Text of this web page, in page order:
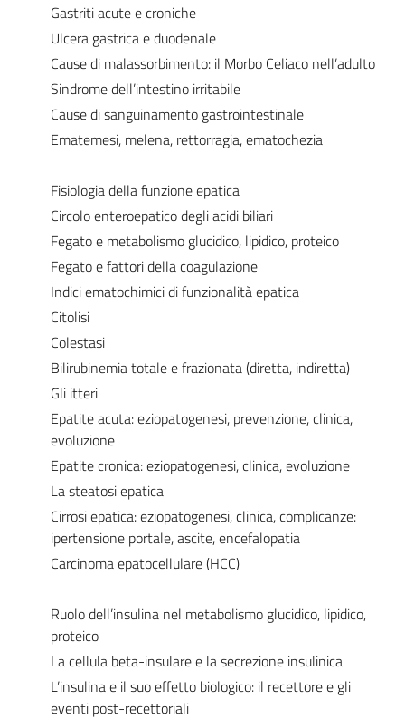
Gastriti acute e croniche
Ulcera gastrica e duodenale
Cause di malassorbimento: il Morbo Celiaco nell’adulto
Sindrome dell’intestino irritabile
Cause di sanguinamento gastrointestinale
Ematemesi, melena, rettorragia, ematochezia
Fisiologia della funzione epatica
Circolo enteroepatico degli acidi biliari
Fegato e metabolismo glucidico, lipidico, proteico
Fegato e fattori della coagulazione
Indici ematochimici di funzionalità epatica
Citolisi
Colestasi
Bilirubinemia totale e frazionata (diretta, indiretta)
Gli itteri
Epatite acuta: eziopatogenesi, prevenzione, clinica,
evoluzione
Epatite cronica: eziopatogenesi, clinica, evoluzione
La steatosi epatica
Cirrosi epatica: eziopatogenesi, clinica, complicanze:
ipertensione portale, ascite, encefalopatia
Carcinoma epatocellulare (HCC)
Ruolo dell’insulina nel metabolismo glucidico, lipidico,
proteico
La cellula beta-insulare e la secrezione insulinica
L’insulina e il suo effetto biologico: il recettore e gli
eventi post-recettoriali